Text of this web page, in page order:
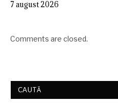
7 august 2026
Comments are closed.
CAUTĂ